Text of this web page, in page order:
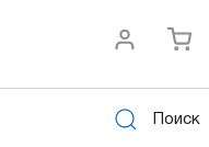
Поиск